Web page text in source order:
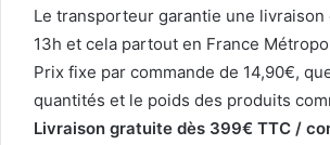
Le transporteur garantie une livraison
13h et cela partout en France
Prix fixe par commande de 14,90€,
quantités et le poids des produits
Livraison gratuite dès 399€ TTC /